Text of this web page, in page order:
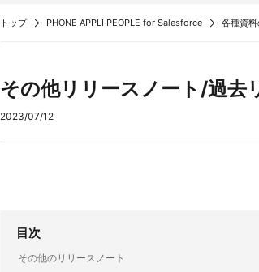
トップ PHONE APPLI PEOPLE for Salesforce 各種資
その他リリースノート/過去
2023/07/12
目次
その他のリリースノート